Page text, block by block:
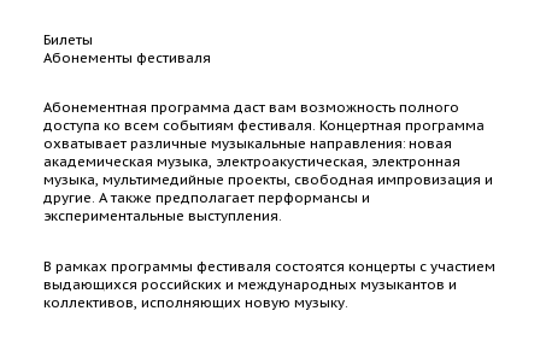
Билеты
Абонементы фестиваля
Абонементная программа даст вам возможность полного
доступа ко всем событиям фестиваля. Концертная программа
охватывает различные музыкальные направления: новая
академическая музыка, электроакустическая, электронная
музыка, мультимедийные проекты, свободная импровизация и
другие. А также предполагает перформансы и
экспериментальные выступления.
В рамках программы фестиваля состоятся концерты с участием
выдающихся российских и международных музыкантов и
коллективов, исполняющих новую музыку.